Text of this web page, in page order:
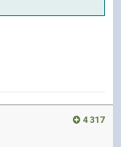
4 317